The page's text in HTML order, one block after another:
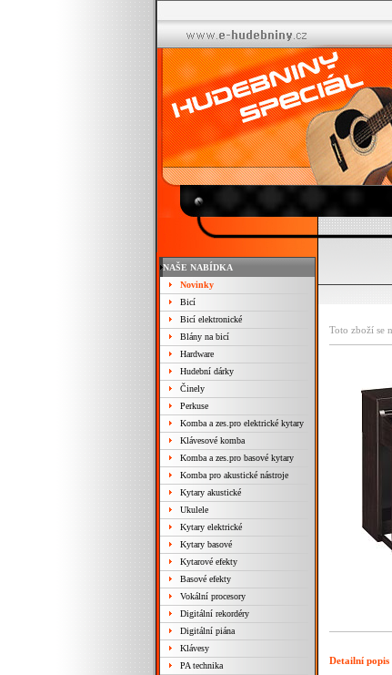
NAŠE NABÍDKA
Novinky
Bicí
Bicí elektronické
Blány na bicí
Hardware
Hudební dárky
Činely
Perkuse
Komba a zes.pro elektrické kytary
Klávesové komba
Komba a zes.pro basové kytary
Komba pro akustické nástroje
Kytary akustické
Ukulele
Kytary elektrické
Kytary basové
Kytarové efekty
Basové efekty
Vokální procesory
Digitální rekordéry
Digitální piána
Klávesy
PA technika
Toto zboží se
Detailní popis